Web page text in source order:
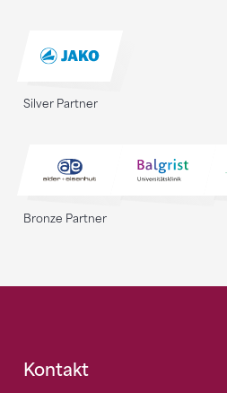
Silver Partner
Bronze Partner
Fusszeile
Kontakt